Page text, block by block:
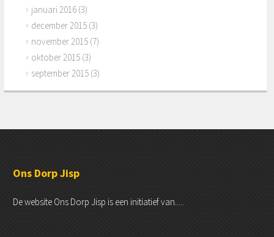
januari 2016 (3)
december 2015 (3)
november 2015 (7)
oktober 2015 (3)
september 2015 (3)
Ons Dorp Jisp
De website Ons Dorp Jisp is een initiatief van.....